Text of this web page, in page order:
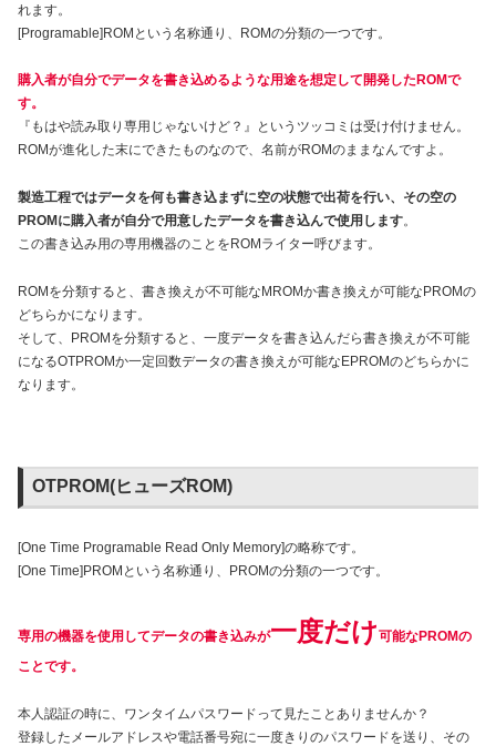
れます。
[Programable]ROMという名称通り、ROMの分類の一つです。
購入者が自分でデータを書き込めるような用途を想定して開発したROMで
す。
『もはや読み取り専用じゃないけど？』というツッコミは受け付けません。
ROMが進化した末にできたものなので、名前がROMのままなんですよ。
製造工程ではデータを何も書き込まずに空の状態で出荷を行い、その空の
PROMに購入者が自分で用意したデータを書き込んで使用します。
この書き込み用の専用機器のことをROMライター呼びます。
ROMを分類すると、書き換えが不可能なMROMか書き換えが可能なPROMの
どちらかになります。
そして、PROMを分類すると、一度データを書き込んだら書き換えが不可能
になるOTPROMか一定回数データの書き換えが可能なEPROMのどちらかに
なります。
OTPROM(ヒューズROM)
[One Time Programable Read Only Memory]の略称です。
[One Time]PROMという名称通り、PROMの分類の一つです。
専用の機器を使用してデータの書き込みが一度だけ可能なPROMの
ことです。
本人認証の時に、ワンタイムパスワードって見たことありませんか？
登録したメールアドレスや電話番号宛に一度きりのパスワードを送り、その